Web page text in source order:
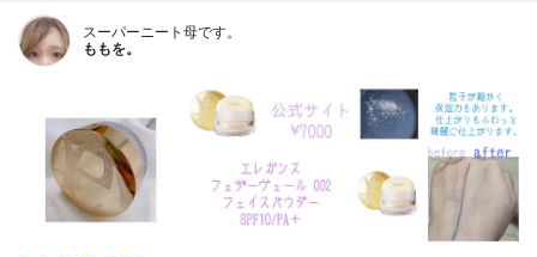
スーパーニート母です。
ももを。